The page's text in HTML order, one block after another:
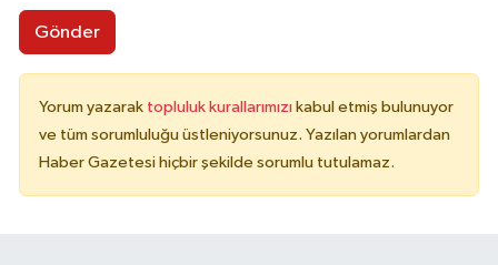
Gönder
Yorum yazarak topluluk kurallarımızı kabul etmiş bulunuyor
ve tüm sorumluluğu üstleniyorsunuz. Yazılan yorumlardan
Haber Gazetesi hiçbir şekilde sorumlu tutulamaz.